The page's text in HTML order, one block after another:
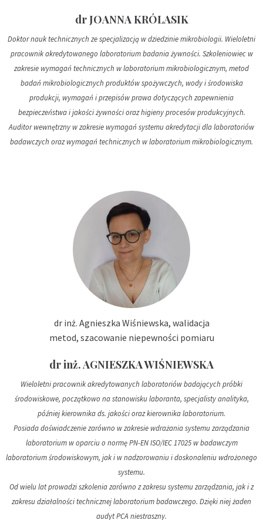
dr JOANNA KRÓLASIK
Doktor nauk technicznych ze specjalizacją w dziedzinie mikrobiologii. Wieloletni
pracownik akredytowanego laboratorium badania żywności. Szkoleniowiec w
zakresie wymagań technicznych w laboratorium mikrobiologicznym, metod
badań mikrobiologicznych produktów spożywczych, wody i środowiska
produkcji, wymagań i przepisów prawa dotyczących zapewnienia
bezpieczeństwa i jakości żywności oraz higieny procesów produkcyjnych.
Auditor wewnętrzny w zakresie wymagań systemu akredytacji dla laboratoriów
badawczych oraz wymagań technicznych w laboratorium mikrobiologicznym.
dr inż. Agnieszka Wiśniewska, walidacja
metod, szacowanie niepewności pomiaru
dr inż. AGNIESZKA WIŚNIEWSKA
Wieloletni pracownik akredytowanych laboratoriów badających próbki
środowiskowe, początkowo na stanowisku laboranta, specjalisty analityka,
później kierownika ds. jakości oraz kierownika laboratorium.
Posiada doświadczenie zarówno w zakresie wdrażania systemu zarządzania
laboratorium w oparciu o normę PN-EN ISO/IEC 17025 w badawczym
laboratorium środowiskowym, jak i w nadzorowaniu i doskonaleniu wdrożonego
systemu.
Od wielu lat prowadzi szkolenia zarówno z zakresu systemu zarządzania, jak i z
zakresu działalności technicznej laboratorium badawczego. Dzięki niej żaden
audyt PCA niestraszny.